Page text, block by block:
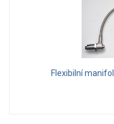
Flexibilní